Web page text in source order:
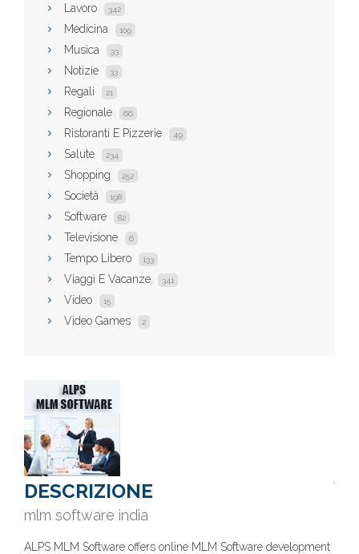
Lavoro 342
Medicina 109
Musica 33
Notizie 33
Regali 21
Regionale 66
Ristoranti E Pizzerie 49
Salute 234
Shopping 252
Società 198
Software 82
Televisione 6
Tempo Libero 133
Viaggi E Vacanze 341
Video 15
Video Games 2
DESCRIZIONE
mlm software india
ALPS MLM Software offers online MLM Software development